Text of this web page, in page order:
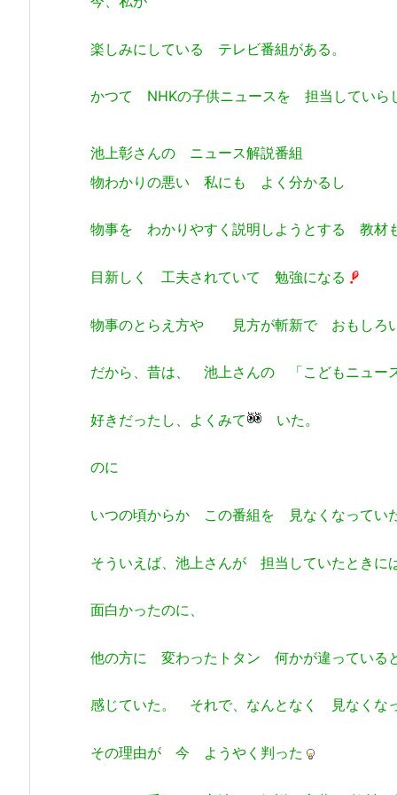
楽しみにしている テレビ番組がある。
かつて NHKの子供ニュースを 担当していら
池上彰さんの ニュース解説番組
物わかりの悪い 私にも よく分かるし
物事を わかりやすく説明しようとする 教材
目新しく 工夫されていて 勉強になる
物事のとらえ方や 見方が斬新で おもしろ
だから、昔は、 池上さんの 「こどもニュー
好きだったし、よくみて いた。
のに
いつの頃からか この番組を 見なくなってい
そういえば、池上さんが 担当していたときに
面白かったのに、
他の方に 変わったトタン 何かが違っている
感じていた。 それで、なんとなく 見なくな
その理由が 今 ようやく判った